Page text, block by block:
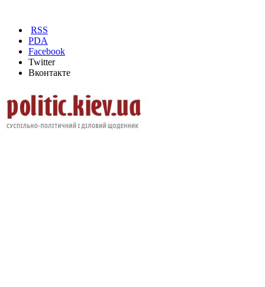
RSS
PDA
Facebook
Twitter
Вконтакте